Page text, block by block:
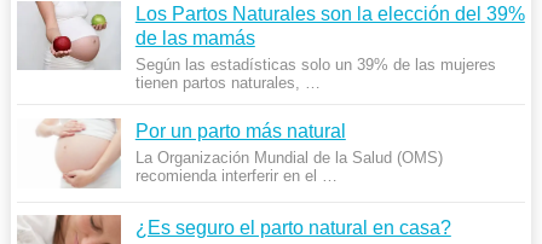
Los Partos Naturales son la elección del 39%
de las mamás
Según las estadísticas solo un 39% de las mujeres
tienen partos naturales, …
Por un parto más natural
La Organización Mundial de la Salud (OMS)
recomienda interferir en el …
¿Es seguro el parto natural en casa?